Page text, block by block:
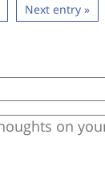
Next entry »